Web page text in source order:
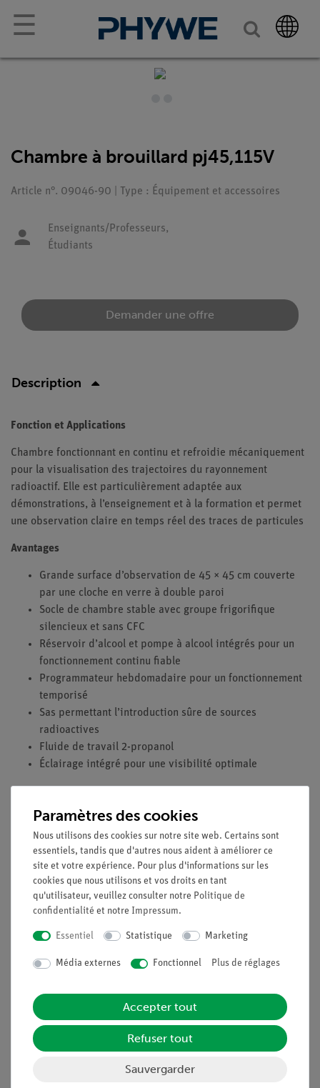
☰
Chambre à brouillard pj45,115V
Article n°. 09046-90 | Type : Équipement et accessoires
Enseignants/Professeurs,
Étudiants
Demander une offre
Description
Fonction et Applications
Chambre fonctionnant en continu et refroidie mécaniquement
pour la visualisation des trajectoires du rayonnement
radioactif. Elle est particulièrement adaptée aux
démonstrations, à l’enseignement et à la formation et permet
une observation claire en temps réel des traces de particules
Avantages
Grande surface d’observation de 45 × 45 cm couverte
par une cloche en verre à double paroi
Socle de chambre stable avec groupe frigorifique
silencieux et sans CFC
Réservoir d’alcool et pompe à alcool intégrés pour un
fonctionnement continu fiable
Programmateur hebdomadaire pour un fonctionnement
temporisé
Sas permettant l’introduction sûre de sources
radioactives
Fluide de travail 2-propanol
Éclairage intégré pour une visibilité optimale
Puissance absorbée 0,9 kVA
Raccordement115 V, 50/60 Hz
Dimensions 640 × 640 × 600 mm
Masse 80 kg
Attention : Cet appareil est conçu uniquement pour
des tensions secteur de 115 V !
Contenu de livraison
Médias / Téléchargements
Livraison gratuite à partir de 300,- €.
Paramètres des cookies
Nous utilisons des cookies sur notre site web. Certains sont
essentiels, tandis que d'autres nous aident à améliorer ce
site et votre expérience. Pour plus d'informations sur les
cookies que nous utilisons et vos droits en tant
qu'utilisateur, veuillez consulter notre Politique de
confidentialité et notre Impressum.
Essentiel Statistique Marketing
Média externes Fonctionnel Plus de réglages
Accepter tout
Refuser tout
Sauvergarder